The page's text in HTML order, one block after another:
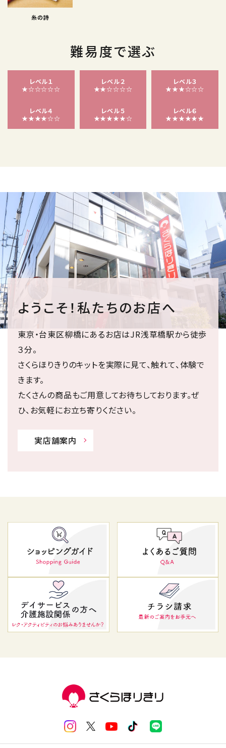
糸の詩
難易度で選ぶ
レベル１
★☆☆☆☆☆
レベル２
★★☆☆☆☆
レベル３
★★★☆☆☆
レベル４
★★★★☆☆
レベル５
★★★★★☆
レベル６
★★★★★★
ようこそ！私たちのお店へ
東京・台東区柳橋にあるお店はJR浅草橋駅から徒歩
３分。
さくらほりきりのキットを実際に見て、触れて、体験で
きます。
たくさんの商品もご用意してお待ちしております。ぜ
ひ、お気軽にお立ち寄りください。
実店舗案内